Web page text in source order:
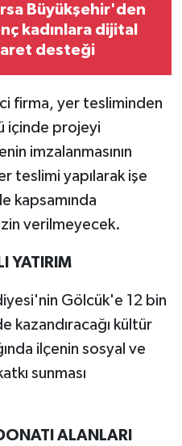
Büyükşehir'den
kadınlara dijital
desteği
firma, yer tesliminden
içinde projeyi
imzalanmasının
teslimi yapılarak işe
kapsamında
verilmeyecek.
YATIRIM
Gölcük'e 12 bin
kazandıracağı kültür
ilçenin sosyal ve
sunması
ALANLARI